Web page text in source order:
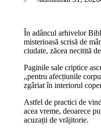
În adâncul arhivelor
misterioasă scrisă de
ciudate, zăcea necitită
Paginile sale criptice
„pentru afecțiunile
zgâriat în interiorul
Astfel de practici de
acea vreme, deoarece
acuzații de vrăjitorie.